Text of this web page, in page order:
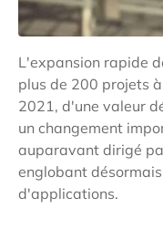
L'expansion rapide
plus de 200 projets
2021, d'une valeur
un changement
auparavant dirigé
englobant
d'applications.